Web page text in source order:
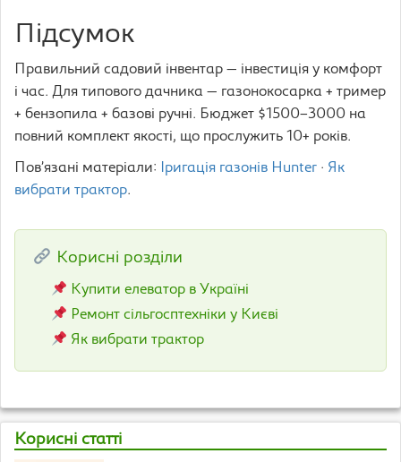
Підсумок
Правильний садовий інвентар — інвестиція у комфорт
і час. Для типового дачника — газонокосарка + тример
+ бензопила + базові ручні. Бюджет $1500–3000 на
повний комплект якості, що прослужить 10+ років.
Пов’язані матеріали: Іригація газонів Hunter · Як
вибрати трактор.
Корисні розділи
Купити елеватор в Україні
Ремонт сільгосптехніки у Києві
Як вибрати трактор
Корисні статті